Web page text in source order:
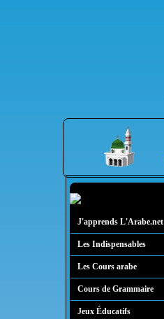
J'apprends L'Arabe.net
Les Indispensables
Les Cours arabe
Cours de Grammaire
Jeux Éducatifs